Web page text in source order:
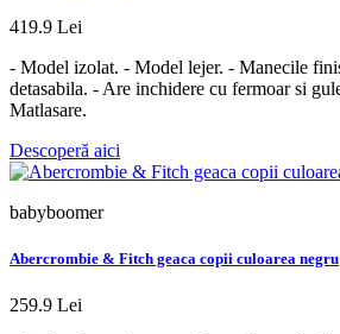
419.9 Lei
- Model izolat. - Model lejer. - Manecile
detasabila. - Are inchidere cu fermoar si
Matlasare.
Descoperă aici
babyboomer
Abercrombie & Fitch geaca copii culoarea negru
259.9 Lei